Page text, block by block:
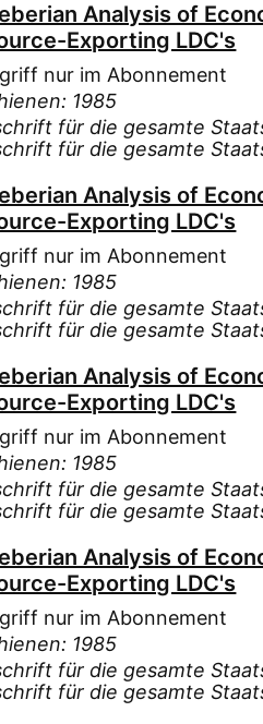
Analysis of
Exporting LDC's
nur im Abonnement
1985
für die gesamte
für die gesamte
Analysis of
Exporting LDC's
nur im Abonnement
1985
für die gesamte
für die gesamte
Analysis of
Exporting LDC's
nur im Abonnement
1985
für die gesamte
für die gesamte
Analysis of
Exporting LDC's
nur im Abonnement
1985
für die gesamte
für die gesamte